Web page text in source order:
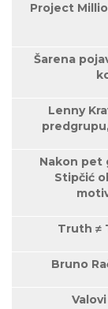
Project
Šarena
Lenny
Nakon pet
Stipčić
Truth ≠
Bruno